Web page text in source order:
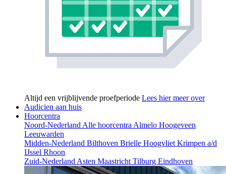
Altijd een vrijblijvende proefperiode Lees hier meer over
Audicien aan huis
Hoorcentra
Noord-NederlandAlle hoorcentraAlmelo Hoogeveen
Leeuwarden
Midden-Nederland Bilthoven Brielle HoogvlietKrimpen a/d
IJssel Rhoon
Zuid-NederlandAsten MaastrichtTilburg Eindhoven